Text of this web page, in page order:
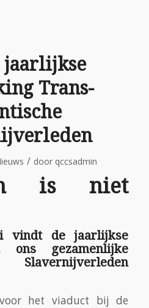
jaarlijkse
Trans-
/ door qccsadmin
is niet
vindt de jaarlijkse
ons gezamenlijke
Slavernijverleden
het viaduct bij de